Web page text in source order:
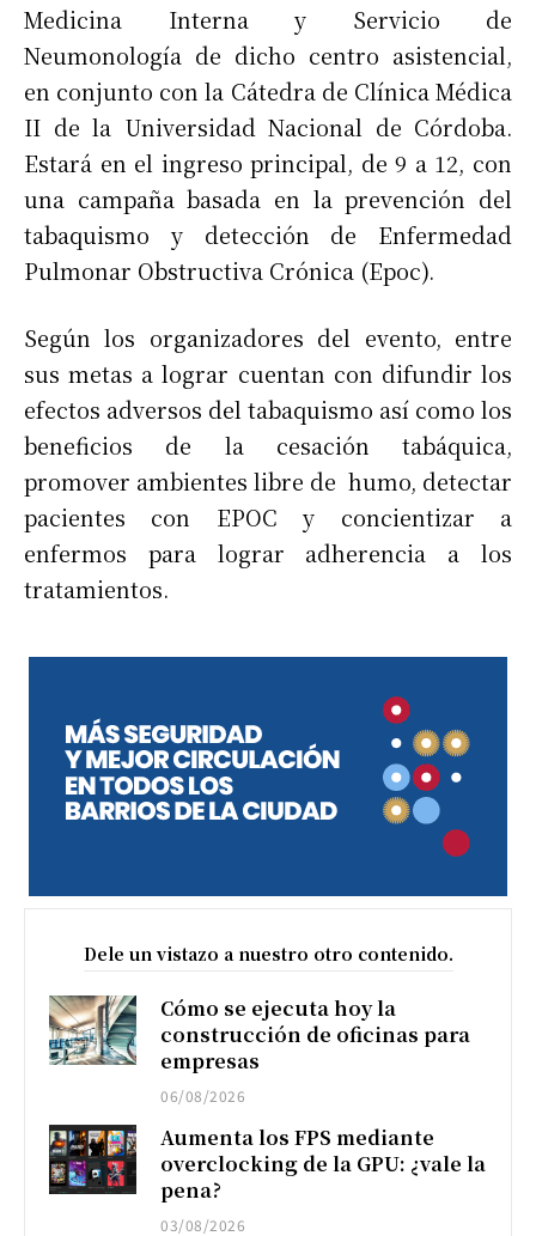
Medicina Interna y Servicio de
Neumonología de dicho centro asistencial,
en conjunto con la Cátedra de Clínica Médica
II de la Universidad Nacional de Córdoba.
Estará en el ingreso principal, de 9 a 12, con
una campaña basada en la prevención del
tabaquismo y detección de Enfermedad
Pulmonar Obstructiva Crónica (Epoc).
Según los organizadores del evento, entre
sus metas a lograr cuentan con difundir los
efectos adversos del tabaquismo así como los
beneficios de la cesación tabáquica,
promover ambientes libre de humo, detectar
pacientes con EPOC y concientizar a
enfermos para lograr adherencia a los
tratamientos.
Dele un vistazo a nuestro otro contenido.
Cómo se ejecuta hoy la
construcción de oficinas para
empresas
06/08/2026
Aumenta los FPS mediante
overclocking de la GPU: ¿vale la
pena?
03/08/2026